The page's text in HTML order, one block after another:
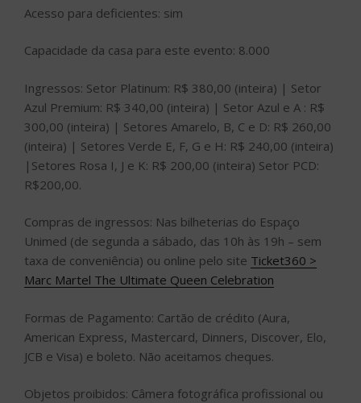
Acesso para deficientes: sim
Capacidade da casa para este evento: 8.000
Ingressos: Setor Platinum: R$ 380,00 (inteira) | Setor
Azul Premium: R$ 340,00 (inteira) | Setor Azul e A : R$
300,00 (inteira) | Setores Amarelo, B, C e D: R$ 260,00
(inteira) | Setores Verde E, F, G e H: R$ 240,00 (inteira)
|Setores Rosa I, J e K: R$ 200,00 (inteira) Setor PCD:
R$200,00.
Compras de ingressos: Nas bilheterias do Espaço
Unimed (de segunda a sábado, das 10h às 19h – sem
taxa de conveniência) ou online pelo site Ticket360 >
Marc Martel The Ultimate Queen Celebration
Formas de Pagamento: Cartão de crédito (Aura,
American Express, Mastercard, Dinners, Discover, Elo,
JCB e Visa) e boleto. Não aceitamos cheques.
Objetos proibidos: Câmera fotográfica profissional ou